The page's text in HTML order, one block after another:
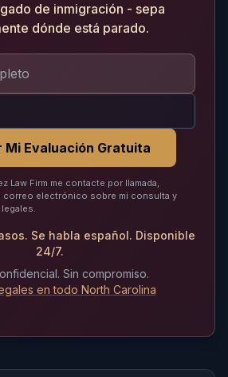
de inmigración - sepa
dónde está parado.
Mi Evaluación Gratuita
Law Firm me contacte por llamada,
correo electrónico sobre mi consulta y
Se habla español. Disponible
24/7.
Sin compromiso.
en todo North Carolina